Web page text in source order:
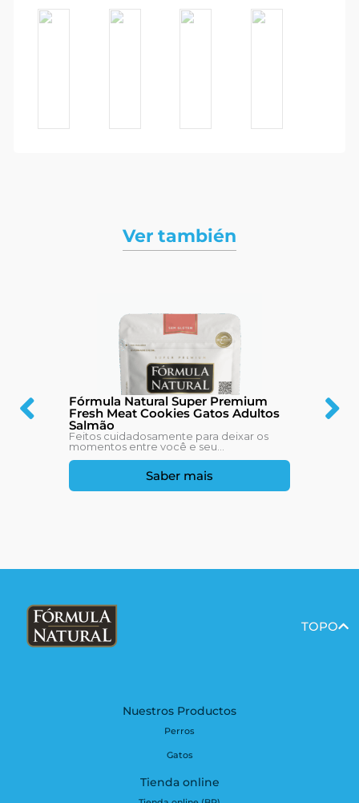
Ver también
Fórmula Natural Super Premium
Fresh Meat Cookies Gatos Adultos
Salmão
Feitos cuidadosamente para deixar os
momentos entre você e seu...
Saber mais
TOPO
Nuestros Productos
Perros
Gatos
Tienda online